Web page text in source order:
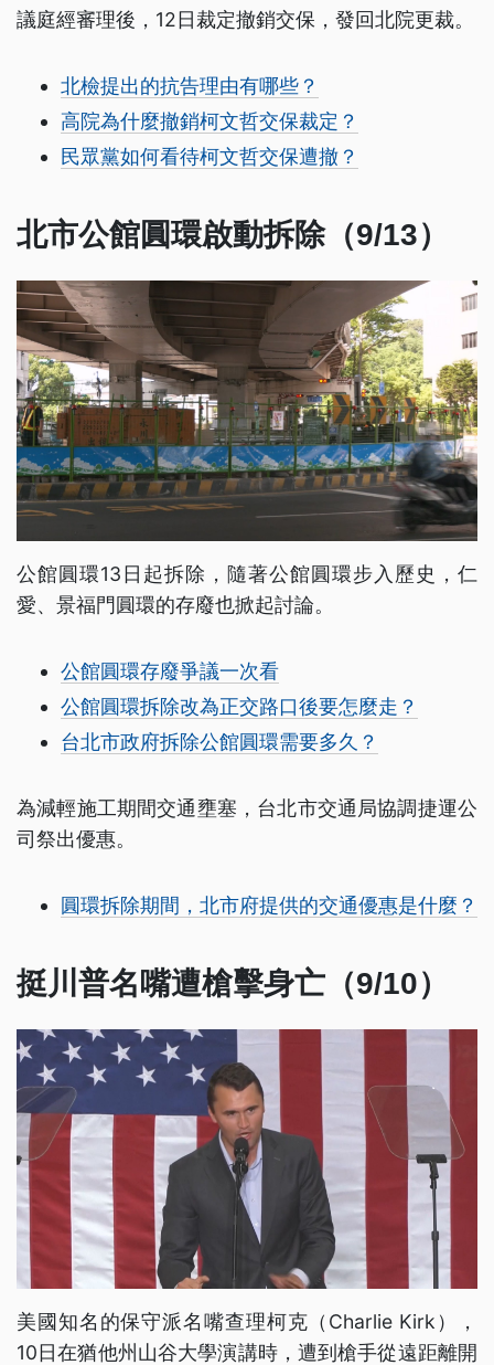
議庭經審理後，12日裁定撤銷交保，發回北院更裁。
北檢提出的抗告理由有哪些？
高院為什麼撤銷柯文哲交保裁定？
民眾黨如何看待柯文哲交保遭撤？
北市公館圓環啟動拆除（9/13）
公館圓環13日起拆除，隨著公館圓環步入歷史，仁
愛、景福門圓環的存廢也掀起討論。
公館圓環存廢爭議一次看
公館圓環拆除改為正交路口後要怎麼走？
台北市政府拆除公館圓環需要多久？
為減輕施工期間交通壅塞，台北市交通局協調捷運公
司祭出優惠。
圓環拆除期間，北市府提供的交通優惠是什麼？
挺川普名嘴遭槍擊身亡（9/10）
美國知名的保守派名嘴查理柯克（Charlie Kirk），
10日在猶他州山谷大學演講時，遭到槍手從遠距離開